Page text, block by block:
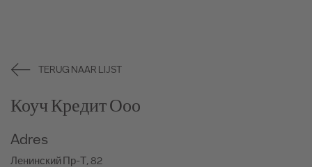
TERUG NAAR LIJST
Коуч Кредит Ооо
Adres
Ленинский Пр-Т, 82